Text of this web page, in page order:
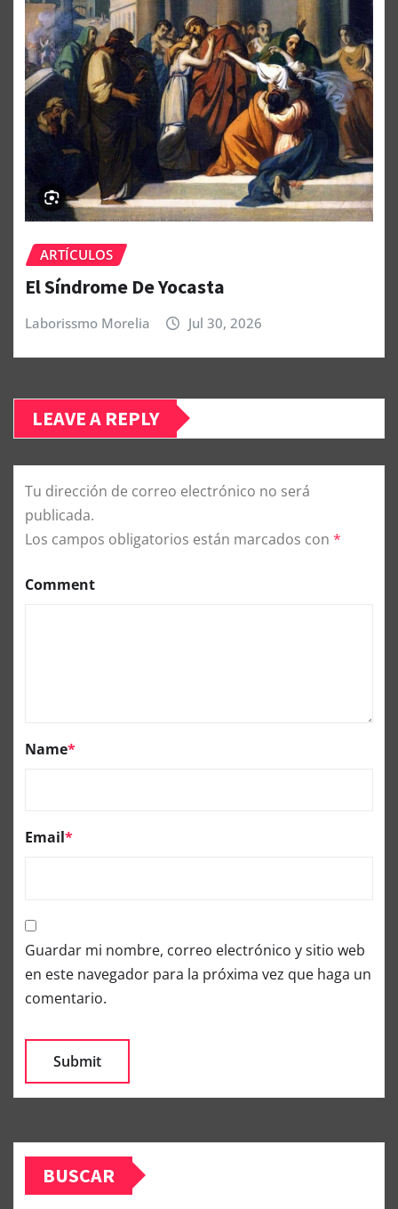
ARTÍCULOS
El Síndrome De Yocasta
Laborissmo Morelia Jul 30, 2026
LEAVE A REPLY
Tu dirección de correo electrónico no será
publicada.
Los campos obligatorios están marcados con *
Comment
Name*
Email*
Guardar mi nombre, correo electrónico y sitio web
en este navegador para la próxima vez que haga un
comentario.
BUSCAR